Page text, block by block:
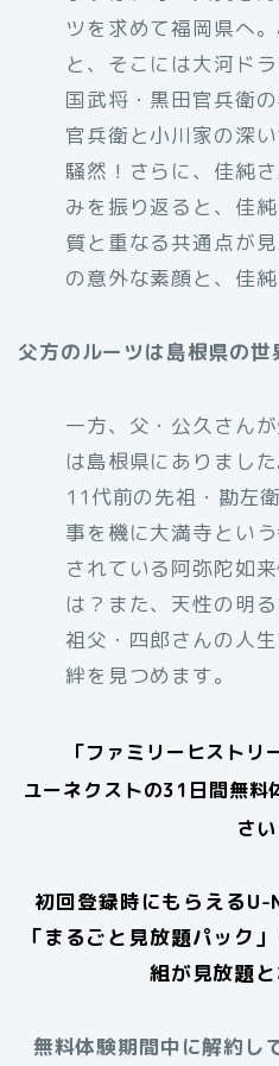
ツを求めて福岡県へ
と、そこには大河ド
国武将・黒田官兵衛
官兵衛と小川家の深
騒然！さらに、佳純
みを振り返ると、佳
質と重なる共通点が
の意外な素顔と、佳
父方のルーツは島根県の世
一方、父・公久さん
は島根県にありまし
11代前の先祖・勘左
事を機に大満寺とい
されている阿弥陀如
は？また、天性の明
祖父・四郎さんの人
絆を見つめます。
「ファミリーヒストリ
ユーネクストの31日間無料
さい
初回登録時にもらえるU-
「まるごと見放題パック
組が見放題と
無料体験期間中に解約し